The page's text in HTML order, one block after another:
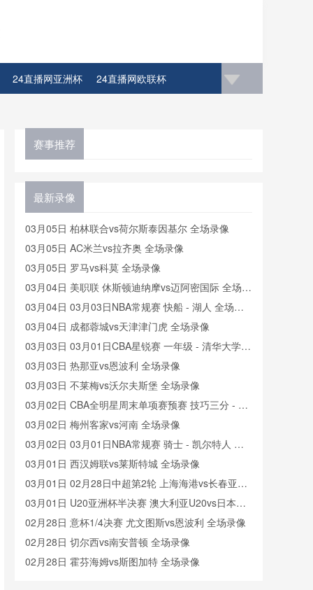
24直播网亚洲杯 24直播网欧联杯
赛事推荐
最新录像
03月05日 柏林联合vs荷尔斯泰因基尔 全场录像
03月05日 AC米兰vs拉齐奥 全场录像
03月05日 罗马vs科莫 全场录像
03月04日 美职联 休斯顿迪纳摩vs迈阿密国际 全场录
像
03月04日 03月03日NBA常规赛 快船 - 湖人 全场录
像
03月04日 成都蓉城vs天津津门虎 全场录像
03月03日 03月01日CBA星锐赛 一年级 - 清华大学
全场录像
03月03日 热那亚vs恩波利 全场录像
03月03日 不莱梅vs沃尔夫斯堡 全场录像
03月02日 CBA全明星周末单项赛预赛 技巧三分 - 扣
篮大赛 全场录像
03月02日 梅州客家vs河南 全场录像
03月02日 03月01日NBA常规赛 骑士 - 凯尔特人 全
场录像
03月01日 西汉姆联vs莱斯特城 全场录像
03月01日 02月28日中超第2轮 上海海港vs长春亚泰
全场录像
03月01日 U20亚洲杯半决赛 澳大利亚U20vs日本
U20 全场录像
02月28日 意杯1/4决赛 尤文图斯vs恩波利 全场录像
02月28日 切尔西vs南安普顿 全场录像
02月28日 霍芬海姆vs斯图加特 全场录像